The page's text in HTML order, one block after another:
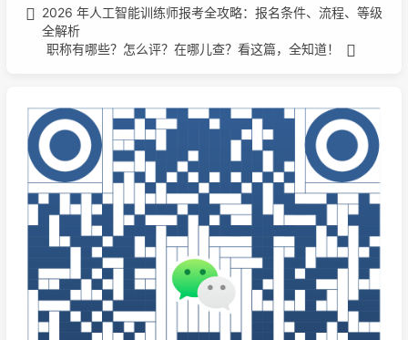
2026 年人工智能训练师报考全攻略：报名条件、流程、等级
全解析
职称有哪些？怎么评？在哪儿查？看这篇，全知道！